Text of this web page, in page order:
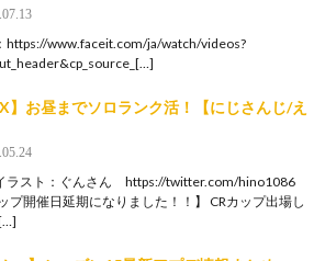
https://www.faceit.com/ja/watch/videos?
】お昼までソロランク活！【にじさんじ/え
ラスト：ぐんさん https://twitter.com/hino1086
ップ開催日延期になりました！！】 CRカップ出場し